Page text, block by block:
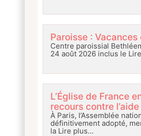
Paroisse :
Centre paroissial
24 août 2026 inclus le
L’Église de France
recours contre
À Paris, l’Assemblée
définitivement adopté,
la Lire plus…